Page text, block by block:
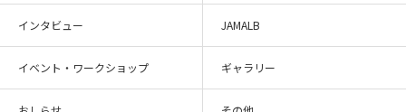
インタビュー JAMALB
イベント・ワークショップ ギャラリー